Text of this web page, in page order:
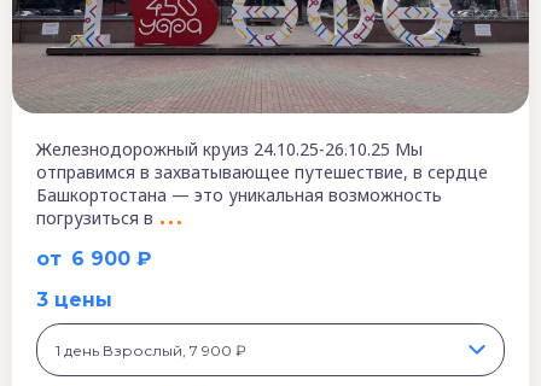
от 6 900 ₽
Железнодорожный круиз 24.10.25-26.10.25 Мы
отправимся в захватывающее путешествие, в сердце
Башкортостана — это уникальная возможность
погрузиться в
3 цены
1 день Взрослый, 7 900 ₽